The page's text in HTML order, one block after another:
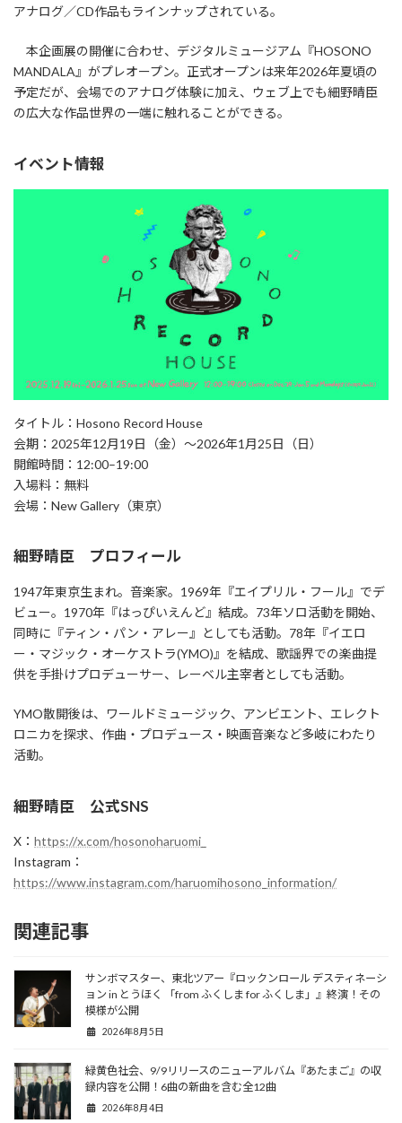
アナログ／CD作品もラインナップされている。
本企画展の開催に合わせ、デジタルミュージアム『HOSONO
MANDALA』がプレオープン。正式オープンは来年2026年夏頃の
予定だが、会場でのアナログ体験に加え、ウェブ上でも細野晴臣
の広大な作品世界の一端に触れることができる。
イベント情報
タイトル：Hosono Record House
会期：2025年12月19日（金）～2026年1月25日（日）
開館時間：12:00–19:00
入場料：無料
会場：New Gallery（東京）
細野晴臣 プロフィール
1947年東京生まれ。音楽家。1969年『エイプリル・フール』でデ
ビュー。1970年『はっぴいえんど』結成。73年ソロ活動を開始、
同時に『ティン・パン・アレー』としても活動。78年『イエロ
ー・マジック・オーケストラ(YMO)』を結成、歌謡界での楽曲提
供を手掛けプロデューサー、レーベル主宰者としても活動。
YMO散開後は、ワールドミュージック、アンビエント、エレクト
ロニカを探求、作曲・プロデュース・映画音楽など多岐にわたり
活動。
細野晴臣 公式SNS
X： https://x.com/hosonoharuomi_
Instagram：
https://www.instagram.com/haruomihosono_information/
関連記事
サンボマスター、東北ツアー『ロックンロール デスティネーシ
ョン in とうほく 「from ふくしま for ふくしま」』終演！その
模様が公開
2026年8月5日
緑黄色社会、9/9リリースのニューアルバム『あたまご』の収
録内容を公開！6曲の新曲を含む全12曲
2026年8月4日